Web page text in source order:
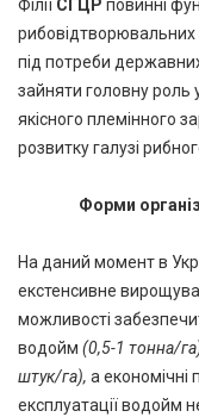
Філії СГЦР повинні
рибовідтворювальних
під потреби
зайняти головну роль
якісного племінного
розвитку галузі
Форми
На даний момент в
екстенсивне
можливості
водойм (0,5-1 тонна/
штук/га), а
експлуатації водойм